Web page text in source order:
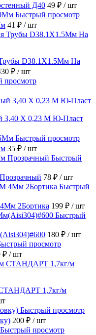
Д40 49 ₽ / шт
Быстрый просмотр
41 ₽ / шт
Трубы D38.1Х1.5Мм На
₽ / шт
просмотр
3,40 Х 0,23 М Ю-Пласт
Быстрый просмотр
35 ₽ / шт
Быстрый
78 ₽ / шт
Быстрый
2Бортика 199 ₽ / шт
Быстрый
180 ₽ / шт
просмотр
₽ / шт
1,7кг/м
Быстрый просмотр
200 ₽ / шт
Быстрый просмотр